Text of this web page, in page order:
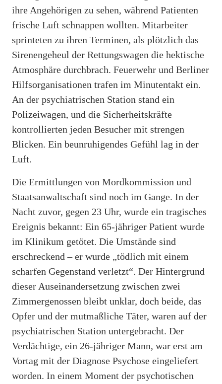
ihre Angehörigen zu sehen, während Patienten
frische Luft schnappen wollten. Mitarbeiter
sprinteten zu ihren Terminen, als plötzlich das
Sirenengeheul der Rettungswagen die hektische
Atmosphäre durchbrach. Feuerwehr und Berliner
Hilfsorganisationen trafen im Minutentakt ein.
An der psychiatrischen Station stand ein
Polizeiwagen, und die Sicherheitskräfte
kontrollierten jeden Besucher mit strengen
Blicken. Ein beunruhigendes Gefühl lag in der
Luft.
Die Ermittlungen von Mordkommission und
Staatsanwaltschaft sind noch im Gange. In der
Nacht zuvor, gegen 23 Uhr, wurde ein tragisches
Ereignis bekannt: Ein 65-jähriger Patient wurde
im Klinikum getötet. Die Umstände sind
erschreckend – er wurde „tödlich mit einem
scharfen Gegenstand verletzt“. Der Hintergrund
dieser Auseinandersetzung zwischen zwei
Zimmergenossen bleibt unklar, doch beide, das
Opfer und der mutmaßliche Täter, waren auf der
psychiatrischen Station untergebracht. Der
Verdächtige, ein 26-jähriger Mann, war erst am
Vortag mit der Diagnose Psychose eingeliefert
worden. In einem Moment der psychotischen